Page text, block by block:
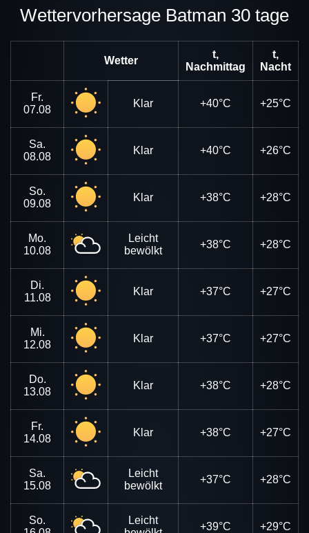
Wettervorhersage Batman 30 tage
Wetter
t,
Nachmittag
t,
Nacht
Fr.
07.08
Klar +40°C +25°C
Sa.
08.08
Klar +40°C +26°C
So.
09.08
Klar +38°C +28°C
Mo.
10.08
Leicht
bewölkt
+38°C +28°C
Di.
11.08
Klar +37°C +27°C
Mi.
12.08
Klar +37°C +27°C
Do.
13.08
Klar +38°C +28°C
Fr.
14.08
Klar +38°C +27°C
Sa.
15.08
Leicht
bewölkt
+37°C +28°C
So.
Leicht
+39°C +29°C